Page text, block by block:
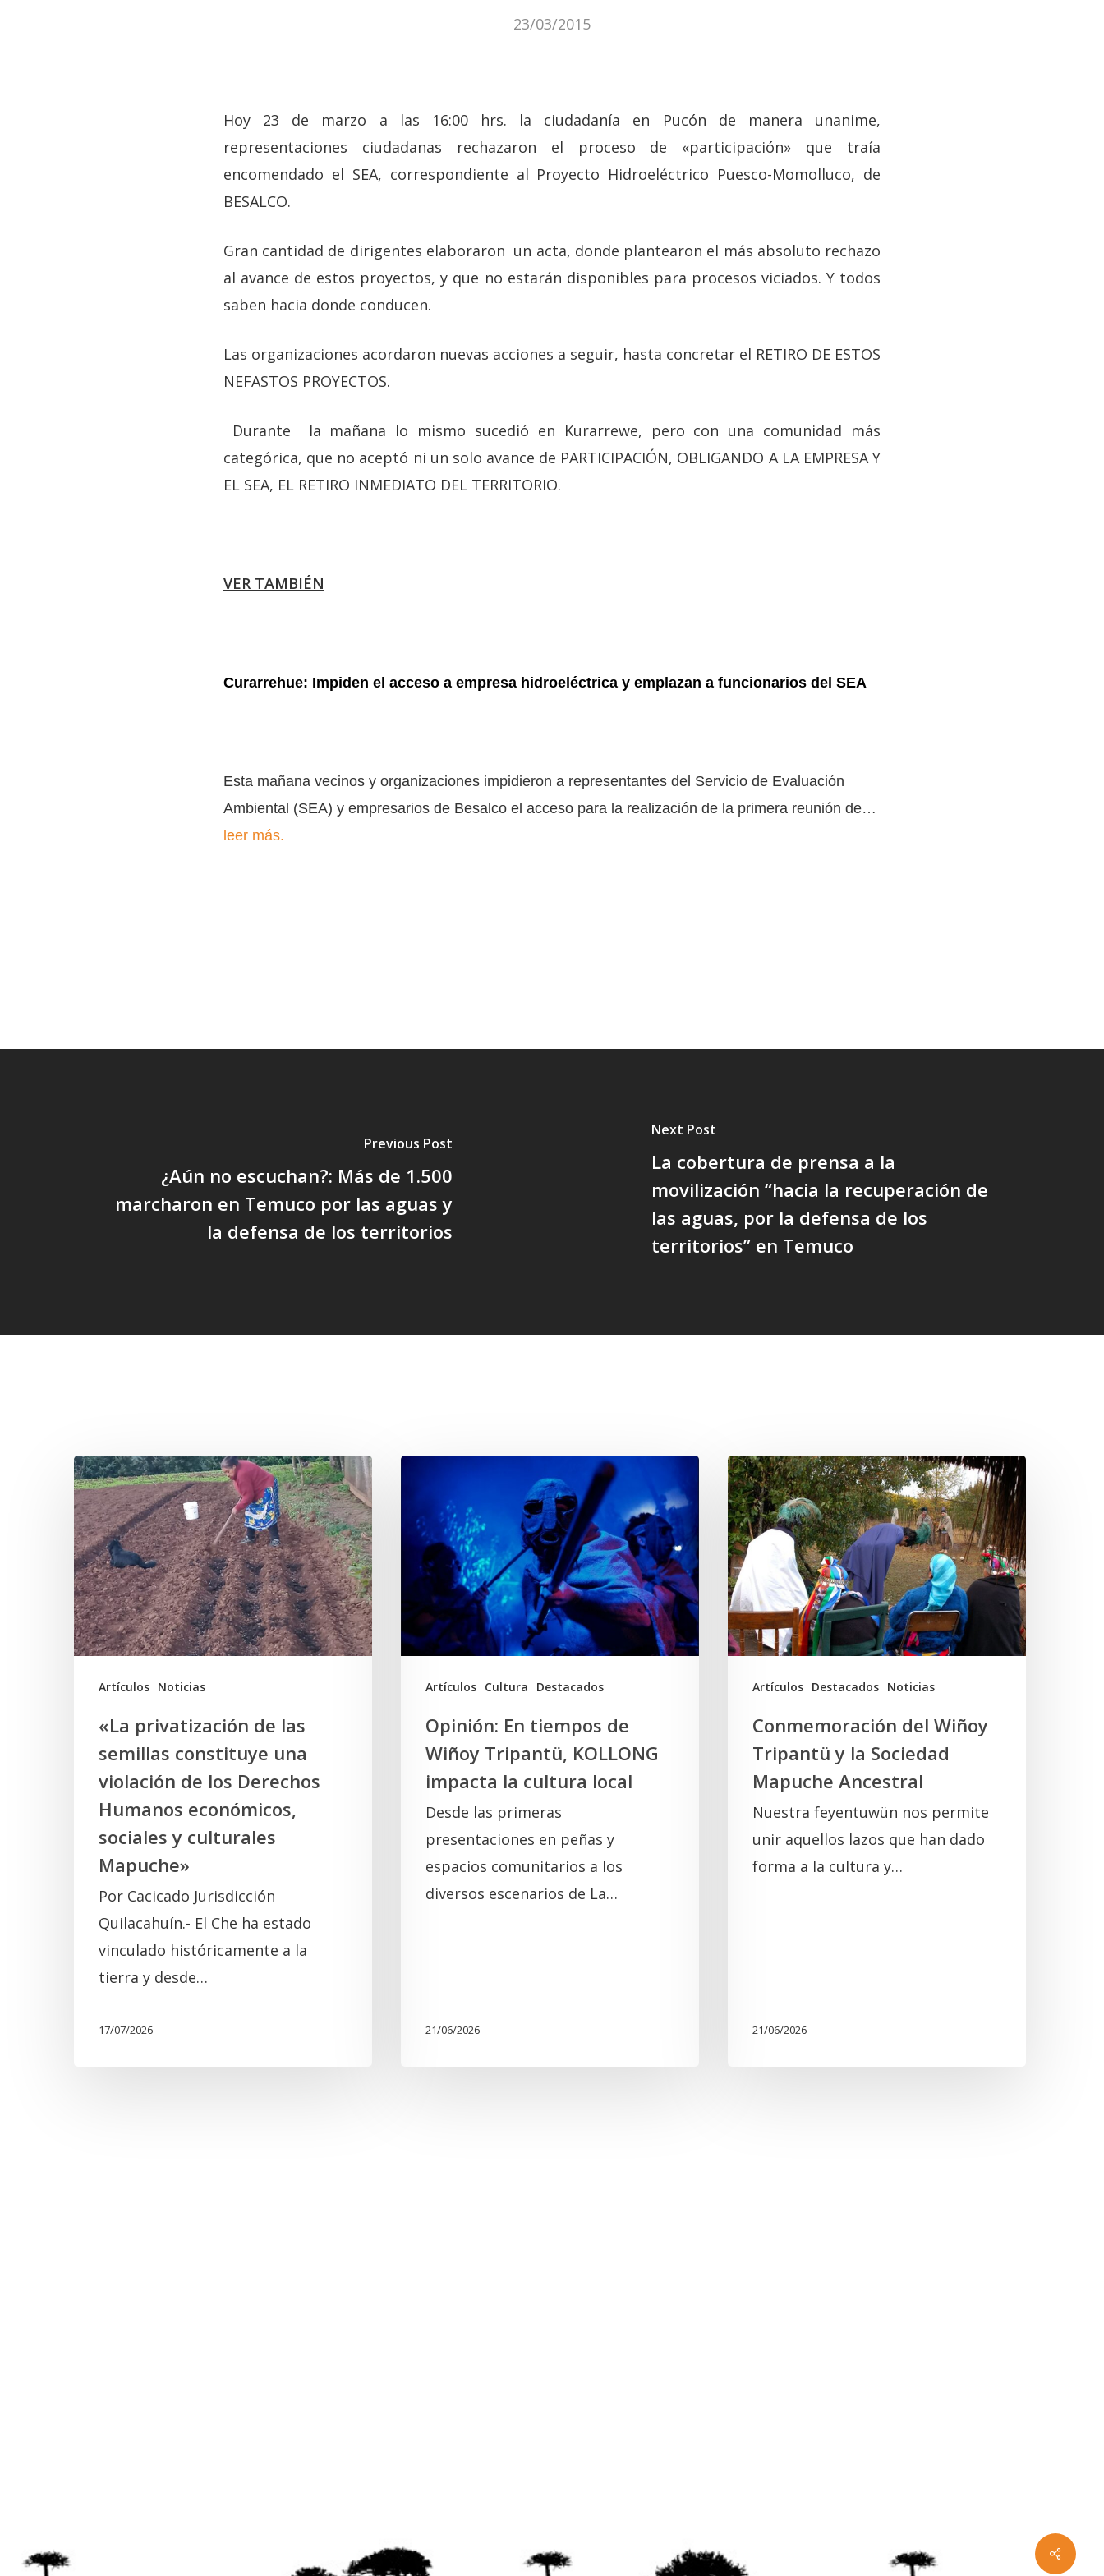
Hit enter to search or ESC to close
23/03/2015
Hoy 23 de marzo a las 16:00 hrs. la ciudadanía en Pucón de manera unanime,
representaciones ciudadanas rechazaron el proceso de «participación» que traía
encomendado el SEA, correspondiente al Proyecto Hidroeléctrico Puesco-Momolluco, de
BESALCO.
Gran cantidad de dirigentes elaboraron un acta, donde plantearon el más absoluto rechazo
al avance de estos proyectos, y que no estarán disponibles para procesos viciados. Y todos
saben hacia donde conducen.
Las organizaciones acordaron nuevas acciones a seguir, hasta concretar el RETIRO DE ESTOS
NEFASTOS PROYECTOS.
Durante la mañana lo mismo sucedió en Kurarrewe, pero con una comunidad más
categórica, que no aceptó ni un solo avance de PARTICIPACIÓN, OBLIGANDO A LA EMPRESA Y
EL SEA, EL RETIRO INMEDIATO DEL TERRITORIO.
VER TAMBIÉN
Curarrehue: Impiden el acceso a empresa hidroeléctrica y emplazan a funcionarios del SEA
Esta mañana vecinos y organizaciones impidieron a representantes del Servicio de Evaluación
Ambiental (SEA) y empresarios de Besalco el acceso para la realización de la primera reunión de…
leer más.
Previous Post
¿Aún no escuchan?: Más de 1.500
marcharon en Temuco por las aguas y
la defensa de los territorios
Next Post
La cobertura de prensa a la
movilización “hacia la recuperación de
las aguas, por la defensa de los
territorios” en Temuco
Artículos Noticias
«La
privatización
de
las
semillas
constituye
una
violación
Derechos
Humanos
económicos,
sociales
culturales
Mapuche»
«La privatización de las
semillas constituye una
violación de los Derechos
Humanos económicos,
sociales y culturales
Mapuche»
Por Cacicado Jurisdicción
Quilacahuín.- El Che ha estado
vinculado históricamente a la
tierra y desde…
17/07/2026
Artículos Cultura Destacados
tiempos
de
Wiñoy
Tripantü,
KOLLONG
impacta
local
Opinión: En tiempos de
Wiñoy Tripantü, KOLLONG
impacta la cultura local
Desde las primeras
presentaciones en peñas y
espacios comunitarios a los
diversos escenarios de La…
21/06/2026
Artículos Destacados Noticias
Conmemoración
del
Wiñoy
Tripantü
y
la
Sociedad
Mapuche
Ancestral
Conmemoración del Wiñoy
Tripantü y la Sociedad
Mapuche Ancestral
Nuestra feyentuwün nos permite
unir aquellos lazos que han dado
forma a la cultura y…
21/06/2026
Share